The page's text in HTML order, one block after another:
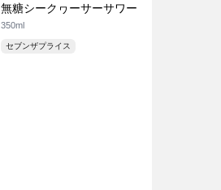
無糖シークヮーサーサワー
350ml
セブンザプライス